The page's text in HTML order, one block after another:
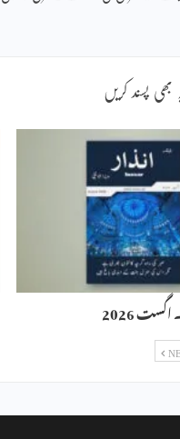
پسند کریں
2026